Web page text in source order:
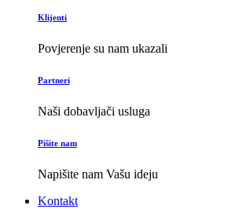
Klijenti
Povjerenje su nam ukazali
Partneri
Naši dobavljači usluga
Pišite nam
Napišite nam Vašu ideju
Kontakt